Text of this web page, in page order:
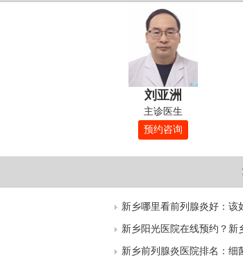
刘亚洲
主诊医生
预约咨询
新乡哪里看前列腺炎好：该
新乡阳光医院在线预约？新
新乡前列腺炎医院排名：细